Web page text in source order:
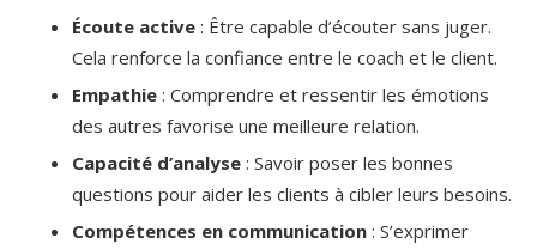
Écoute active : Être capable d’écouter sans juger.
Cela renforce la confiance entre le coach et le client.
Empathie : Comprendre et ressentir les émotions
des autres favorise une meilleure relation.
Capacité d’analyse : Savoir poser les bonnes
questions pour aider les clients à cibler leurs besoins.
Compétences en communication : S’exprimer